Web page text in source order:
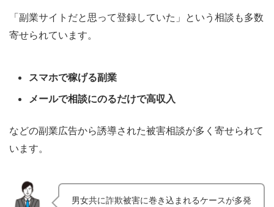
「副業サイトだと思って登録していた」という相談も多数
寄せられています。
スマホで稼げる副業
メールで相談にのるだけで高収入
などの副業広告から誘導された被害相談が多く寄せられて
います。
男女共に詐欺被害に巻き込まれるケースが多発